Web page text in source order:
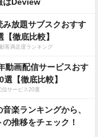
み放題サブスクおすす
【徹底比較】
客満足度ランキング
動画配信サービスおす
選【徹底比較】
信サービス20選
楽ランキングから、
の推移をチェック！